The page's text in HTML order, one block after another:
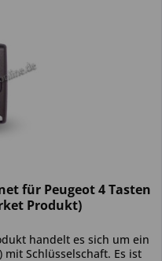
für Peugeot 4 Tasten
Produkt)
handelt es sich um ein
Schlüsselschaft. Es ist